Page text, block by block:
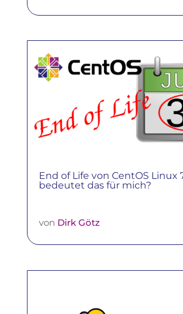
End of Life von CentOS Linux
bedeutet das für mich?
von Dirk Götz